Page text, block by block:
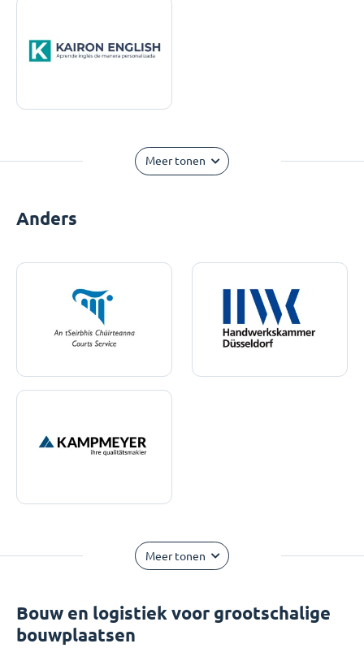
Meer tonen
Anders
Meer tonen
Bouw en logistiek voor grootschalige
bouwplaatsen